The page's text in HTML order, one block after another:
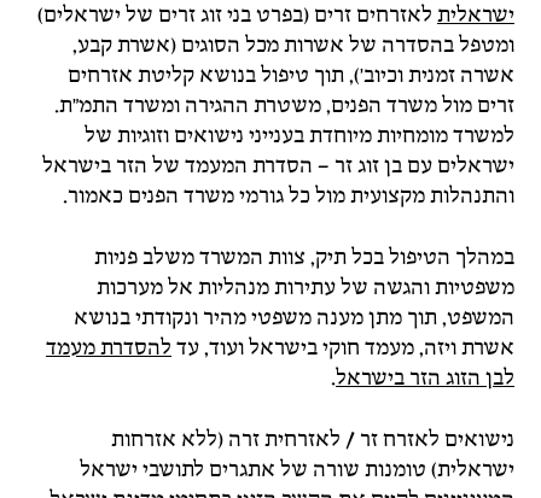
ישראלית לאזרחים זרים (בפרט בני זוג זרים של ישראלים)
ומטפל בהסדרה של אשרות מכל הסוגים (אשרת קבע,
אשרה זמנית וכיוב'), תוך טיפול בנושא קליטת אזרחים
זרים מול משרד הפנים, משטרת ההגירה ומשרד התמ"ת.
למשרד מומחיות מיוחדת בענייני נישואים וזוגיות של
ישראלים עם בן זוג זר – הסדרת המעמד של הזר בישראל
והתנהלות מקצועית מול כל גורמי משרד הפנים כאמור.
במהלך הטיפול בכל תיק, צוות המשרד משלב פניות
משפטיות והגשה של עתירות מנהליות אל מערכות
המשפט, תוך מתן מענה משפטי מהיר ונקודתי בנושא
אשרת ויזה, מעמד חוקי בישראל ועוד, עד להסדרת מעמד
לבן הזוג הזר בישראל.
נישואים לאזרח זר / לאזרחית זרה (ללא אזרחות
ישראלית) טומנות שורה של אתגרים לתושבי ישראל